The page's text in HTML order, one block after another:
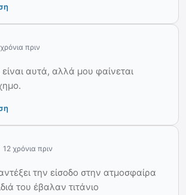
πριν
αυτά, αλλά μου φαίνεται
12 χρόνια πριν
την είσοδο στην ατμοσφαίρα
του έβαλαν τιτάνιο